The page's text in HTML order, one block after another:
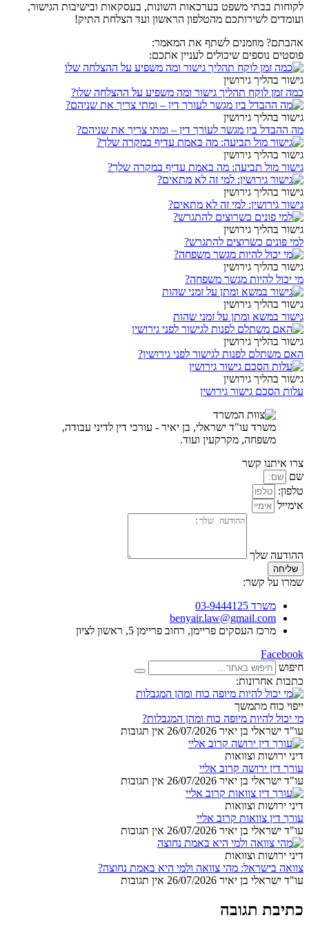
לקוחות בבתי משפט בערכאות השונות, בעסקאות ובישיבות הגישור,
ועומדים לשירותכם מהטלפון הראשון ועד הצלחת התיק!
אהבתם? מוזמנים לשתף את המאמר:
פוסטים נוספים שיכולים לעניין אתכם:
גישור בהליך גירושין
כמה זמן לוקח תהליך גישור ומה משפיע על ההצלחה שלו?
גישור בהליך גירושין
מה ההבדל בין מגשר לעורך דין – ומתי צריך את שניהם?
גישור בהליך גירושין
גישור מול תביעה: מה באמת עדיף במקרה שלך?
גישור בהליך גירושין
גישור גירושין: למי זה לא מתאים?
גישור בהליך גירושין
למי פונים כשרוצים להתגרש?
גישור בהליך גירושין
מי יכול להיות מגשר משפחה?
גישור בהליך גירושין
גישור במשא ומתן על זמני שהות
גישור בהליך גירושין
האם משתלם לפנות לגישור לפני גירושין?
גישור בהליך גירושין
עלות הסכם גישור גירושין
משרד עו"ד ישראלי, בן יאיר - עורכי דין לדיני עבודה,
משפחה, מקרקעין ועוד.
צרו איתנו קשר
שם
טלפון:
אימייל
ההודעה שלך
שליחה
שמרו על קשר:
משרד 03-9444125
benyair.law@gmail.com
מרכז העסקים פריימן, רחוב פריימן 5, ראשון לציון
Facebook
חיפוש
כתבות אחרונות:
ייפוי כוח מתמשך
מי יכול להיות מיופה כוח ומהן המגבלות?
עו"ד ישראלי בן יאיר 26/07/2026 אין תגובות
דיני ירושות וצוואות
עורך דין ירושה קרוב אליי
עו"ד ישראלי בן יאיר 26/07/2026 אין תגובות
דיני ירושות וצוואות
עורך דין צוואות קרוב אליי
עו"ד ישראלי בן יאיר 26/07/2026 אין תגובות
דיני ירושות וצוואות
צוואה בישראל: מהי צוואה ולמי היא באמת נחוצה?
עו"ד ישראלי בן יאיר 26/07/2026 אין תגובות
כתיבת תגובה